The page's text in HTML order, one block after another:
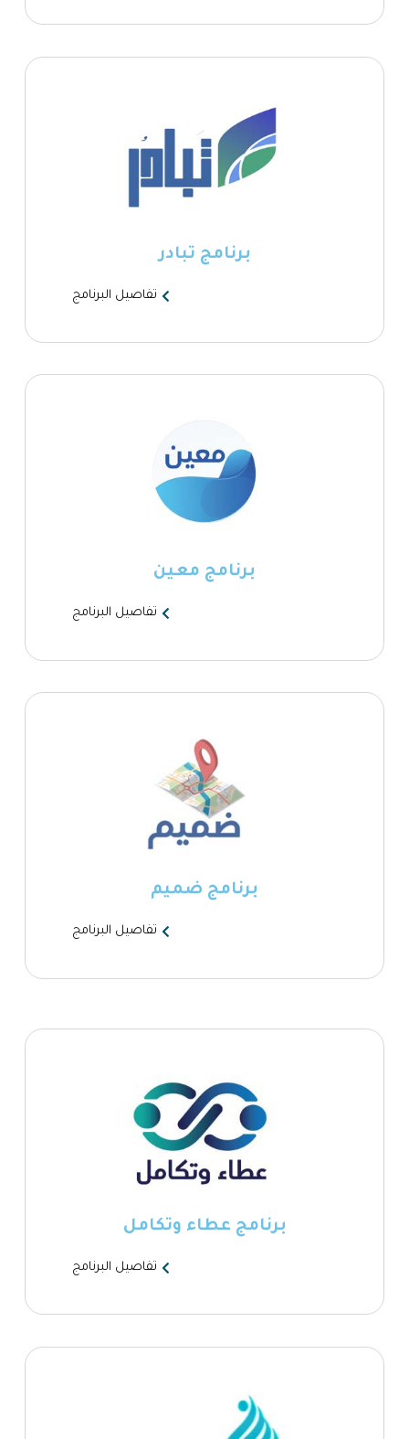
برنامج تبادر
تفاصيل البرنامج
برنامج معين
تفاصيل البرنامج
برنامج ضميم
تفاصيل البرنامج
برنامج عطاء وتكامل
تفاصيل البرنامج